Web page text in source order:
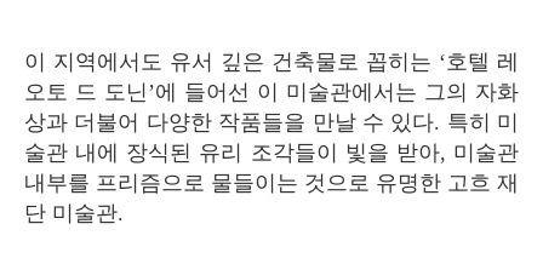
이 지역에서도 유서 깊은 건축물로 꼽히는 ‘호텔 레
오토 드 도닌’에 들어선 이 미술관에서는 그의 자화
상과 더불어 다양한 작품들을 만날 수 있다. 특히 미
술관 내에 장식된 유리 조각들이 빛을 받아, 미술관
내부를 프리즘으로 물들이는 것으로 유명한 고흐 재
단 미술관.